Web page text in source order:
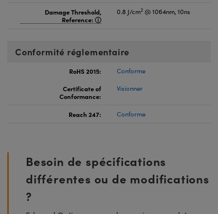
Damage Threshold,
Reference:
0.8 J/cm2 @ 1064nm, 10ns
Conformité réglementaire
RoHS 2015:
Conforme
Certificate of
Conformance:
Visionner
Reach 247: Conforme
Besoin de spécifications
différentes ou de modifications
?